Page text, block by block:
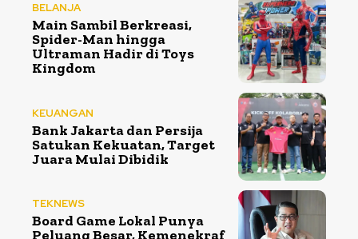
BELANJA
Main Sambil Berkreasi,
Spider-Man hingga
Ultraman Hadir di Toys
Kingdom
KEUANGAN
Bank Jakarta dan Persija
Satukan Kekuatan, Target
Juara Mulai Dibidik
TEKNEWS
Board Game Lokal Punya
Peluang Besar, Kemenekraf